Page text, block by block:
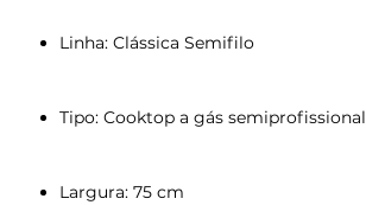
Linha: Clássica Semifilo
Tipo: Cooktop a gás semiprofissional
Largura: 75 cm